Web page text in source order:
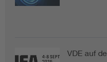
VDE auf